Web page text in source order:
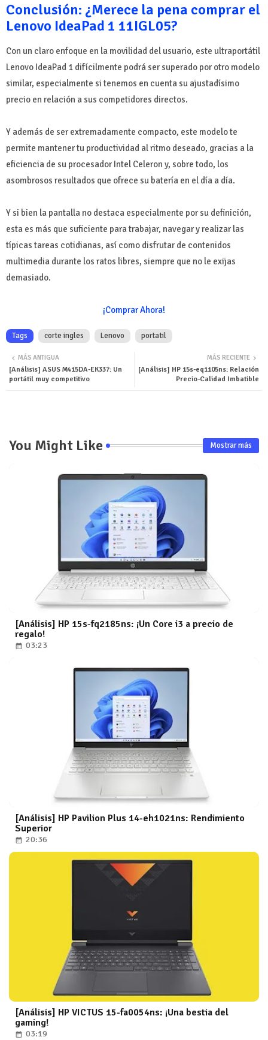
Conclusión: ¿Merece la pena comprar el
Lenovo IdeaPad 1 11IGL05?
Con un claro enfoque en la movilidad del usuario, este ultraportátil
Lenovo IdeaPad 1 difícilmente podrá ser superado por otro modelo
similar, especialmente si tenemos en cuenta su ajustadísimo
precio en relación a sus competidores directos.
Y además de ser extremadamente compacto, este modelo te
permite mantener tu productividad al ritmo deseado, gracias a la
eficiencia de su procesador Intel Celeron y, sobre todo, los
asombrosos resultados que ofrece su batería en el día a día.
Y si bien la pantalla no destaca especialmente por su definición,
esta es más que suficiente para trabajar, navegar y realizar las
típicas tareas cotidianas, así como disfrutar de contenidos
multimedia durante los ratos libres, siempre que no le exijas
demasiado.
¡Comprar Ahora!
Tags corte ingles Lenovo portatil
MÁS RECIENTE
[Análisis] HP 15s-eq1105ns: Relación
Precio-Calidad Imbatible
MÁS ANTIGUA
[Análisis] ASUS M415DA-EK337: Un
portátil muy competitivo
You Might Like Mostrar más
[Análisis] HP 15s-fq2185ns: ¡Un Core i3 a precio de
regalo!
03:23
[Análisis] HP Pavilion Plus 14-eh1021ns: Rendimiento
Superior
20:36
[Análisis] HP VICTUS 15-fa0054ns: ¡Una bestia del
gaming!
03:19